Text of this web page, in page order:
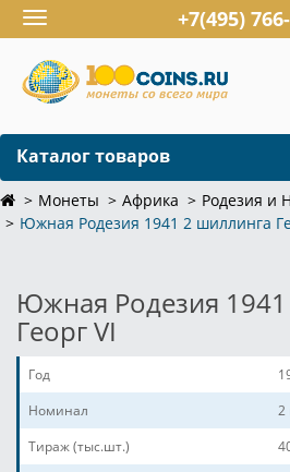
Toggle
navigation
+7(495)
Каталог товаров
Монеты Африка
Родезия и
Южная Родезия 1941 2 шиллинга
Южная Родезия
Георг VI
Год
Номинал
2
Тираж (тыс.шт.)